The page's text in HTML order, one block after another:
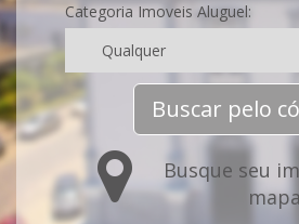
Categoria Imoveis Aluguel:
Buscar pelo
Busque seu
mapa